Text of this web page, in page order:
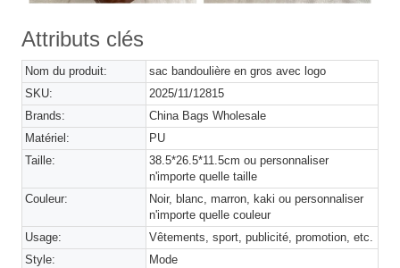
Attributs clés
Nom du produit:
sac bandoulière en gros avec logo
SKU:
2025/11/12815
Brands:
China Bags Wholesale
Matériel:
PU
Taille:
38.5*26.5*11.5cm ou personnaliser
n'importe quelle taille
Couleur:
Noir, blanc, marron, kaki ou personnaliser
n'importe quelle couleur
Usage:
Vêtements, sport, publicité, promotion, etc.
Style:
Mode